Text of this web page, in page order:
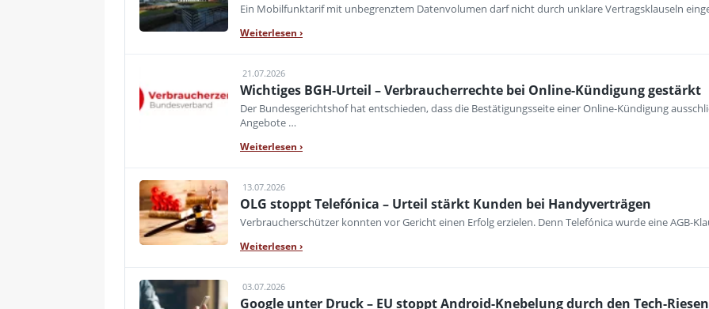
Ein Mobilfunktarif mit unbegrenztem Datenvolumen darf nicht durch unklare Vertragsklauseln
Weiterlesen ›
21.07.2026
Wichtiges BGH-Urteil – Verbraucherrechte bei Online-Kündigung gestärkt
Der Bundesgerichtshof hat entschieden, dass die Bestätigungsseite einer Online-Kündigung
Angebote …
Weiterlesen ›
13.07.2026
OLG stoppt Telefónica – Urteil stärkt Kunden bei Handyverträgen
Verbraucherschützer konnten vor Gericht einen Erfolg erzielen. Denn Telefónica wurde eine AGB-
Weiterlesen ›
03.07.2026
Google unter Druck – EU stoppt Android-Knebelung durch den Tech-Riesen